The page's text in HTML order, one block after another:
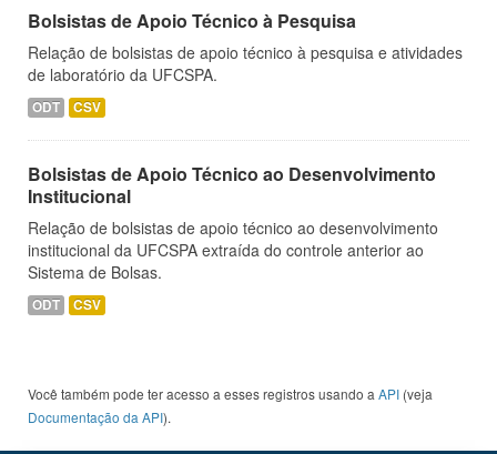
Bolsistas de Apoio Técnico à Pesquisa
Relação de bolsistas de apoio técnico à pesquisa e atividades
de laboratório da UFCSPA.
ODT CSV
Bolsistas de Apoio Técnico ao Desenvolvimento
Institucional
Relação de bolsistas de apoio técnico ao desenvolvimento
institucional da UFCSPA extraída do controle anterior ao
Sistema de Bolsas.
ODT CSV
Você também pode ter acesso a esses registros usando a API (veja
Documentação da API).